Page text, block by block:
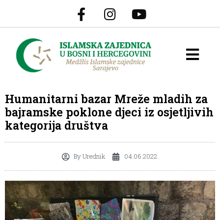
Humanitarni bazar Mreže mladih za
bajramske poklone djeci iz osjetljivih
kategorija društva
ByUrednik 04.06.2022.